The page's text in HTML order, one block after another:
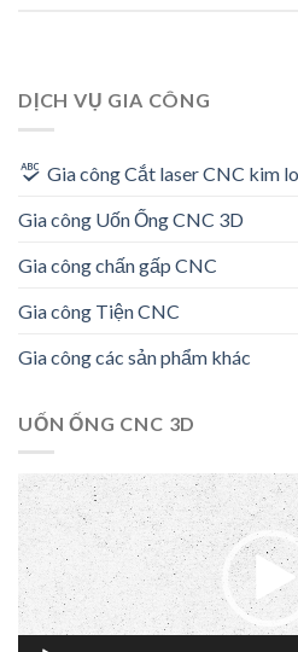
DỊCH VỤ GIA CÔNG
Gia công Cắt laser CNC kim
Gia công Uốn Ống CNC 3D
Gia công chấn gấp CNC
Gia công Tiện CNC
Gia công các sản phẩm khác
UỐN ỐNG CNC 3D
Trình
chơi
Video